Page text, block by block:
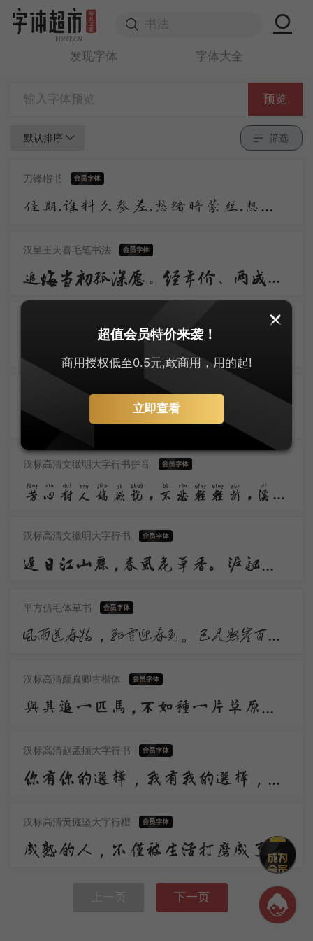
发现字体 字体大全
预览
默认排序 筛选
刀锋楷书
佳期。谁料久参差。愁绪暗萦丝。想应妙舞清歌罢，又还对、秋色嗟咨。惟有画楼，当时明月，两处照相思。
汉呈王天喜毛笔书法
追悔当初孤深愿。经年价、两成幽怨。任越水吴山，似屏如障堪游玩。奈独自、慵抬眼。 赏烟花，听弦管。图欢笑、转加肠断。更时展丹青，强拈书信频频看。又争似、亲相见。
汉标高清唐寅大字行楷
汉标高清文徵明大字行书拼音
芳心对人娇欲说，不忍轻轻折，溪桥淡淡烟，茅舍澄澄月，包藏几多春意也。
汉标高清文徽明大字行书
迟日江山丽，春风花草香。泥融飞燕子，沙暖睡鸳鸯。
平方仿毛体草书
风雨送春归，飞雪迎春到。已是悬崖百丈冰，犹有花枝俏。俏也不争春，只把春来报。待到山花烂漫时，她在丛中笑。
汉标高清颜真卿古楷体
与其追一匹马，不如种一片草原；把时间花在深耕自己上，自有骏马向你奔来
汉标高清赵孟頫大字行书
你有你的选择，我有我的选择，我尊重你的选择
汉标高清黄庭坚大字行楷
成熟的人，不仅被生活打磨成了适合生存的样子，而且对世态炎凉人情冷暖也都具有了免疫力
下一页
超值会员特价来袭！
商用授权低至0.5元,敢商用，用的起!
立即查看